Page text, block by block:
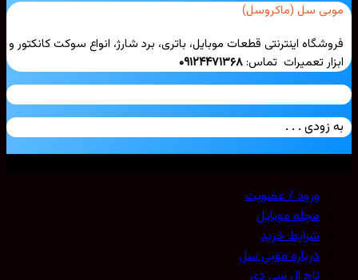
سل (ماکروسل)
اینترنتی قطعات موبایل، باتری، برد شارژ، انواع سوکت کانکتور و
تعمیرات تماس:۰۹۱۲۴۴۷۱۳۶۸
زودی . . .
ورود / عضویت
مجله موبایل
شرایط خرید
درباره موبی سل